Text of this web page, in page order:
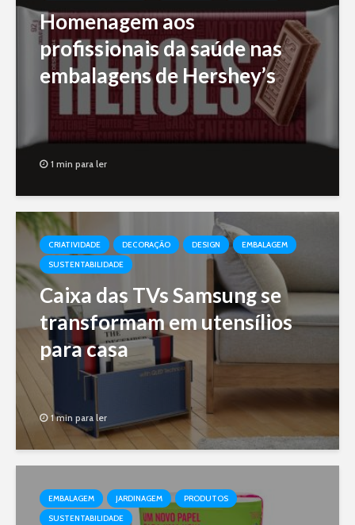
Homenagem aos
profissionais da saúde nas
embalagens de Hershey’s
1 min para ler
CRIATIVIDADE DECORAÇÃO DESIGN
EMBALAGEM
SUSTENTABILIDADE
Caixa das TVs Samsung se
transformam em utensílios
para casa
1 min para ler
EMBALAGEM JARDINAGEM
PRODUTOS
SUSTENTABILIDADE